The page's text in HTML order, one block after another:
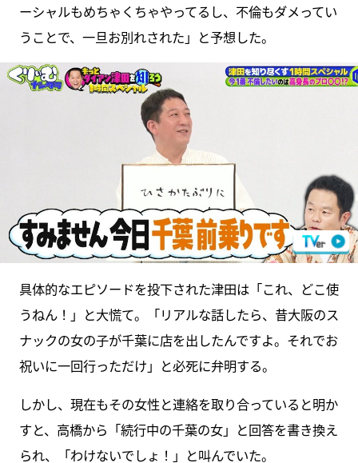
ーシャルもめちゃくちゃやってるし、不倫もダメってい
うことで、一旦お別れされた」と予想した。
具体的なエピソードを投下された津田は「これ、どこ使
うねん！」と大慌て。「リアルな話したら、昔大阪のス
ナックの女の子が千葉に店を出したんですよ。それでお
祝いに一回行っただけ」と必死に弁明する。
しかし、現在もその女性と連絡を取り合っていると明か
すと、高橋から「続行中の千葉の女」と回答を書き換え
られ、「わけないでしょ！」と叫んでいた。